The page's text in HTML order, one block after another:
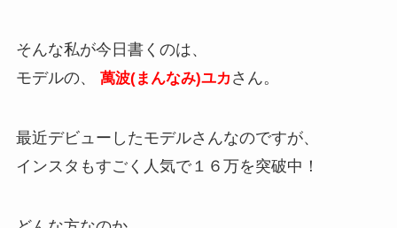
そんな私が今日書くのは、
モデルの、
萬波(まんなみ)ユカ さん。
最近デビューしたモデルさんなのですが、
インスタもすごく人気で１６万を突破中！